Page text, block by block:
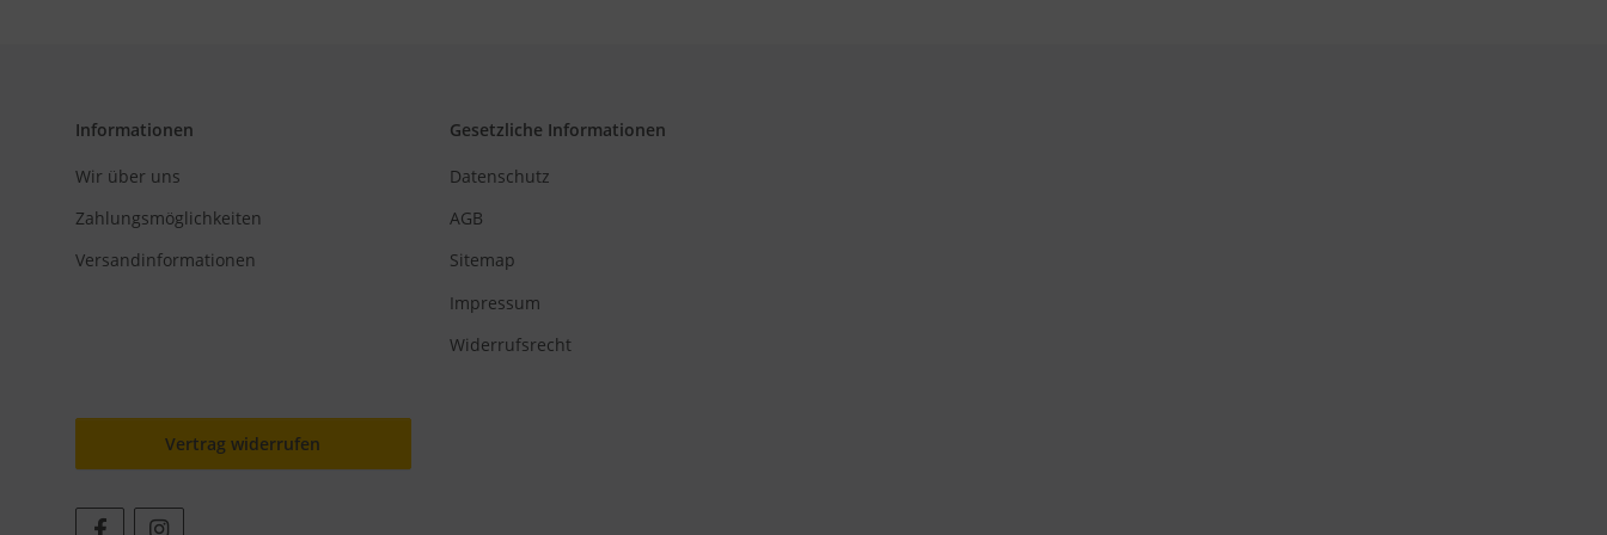
Informationen
Wir über uns
Zahlungsmöglichkeiten
Versandinformationen
Gesetzliche Informationen
Datenschutz
AGB
Sitemap
Impressum
Widerrufsrecht
Vertrag widerrufen